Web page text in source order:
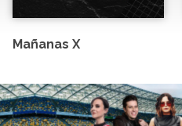
Mañanas X